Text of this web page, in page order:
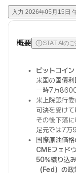
入力 2026年05月15日
概要 STAT AIの
ビットコイン
米国の国債
一時7万8600
米上院銀行
可決を受け
その後下落に
足元では7万
国際原油価
CMEフェド
50%織り込み
（Fed）の政